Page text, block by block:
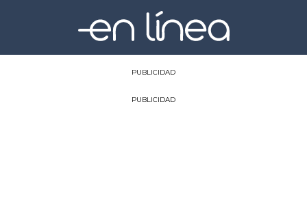
PUBLICIDAD
PUBLICIDAD